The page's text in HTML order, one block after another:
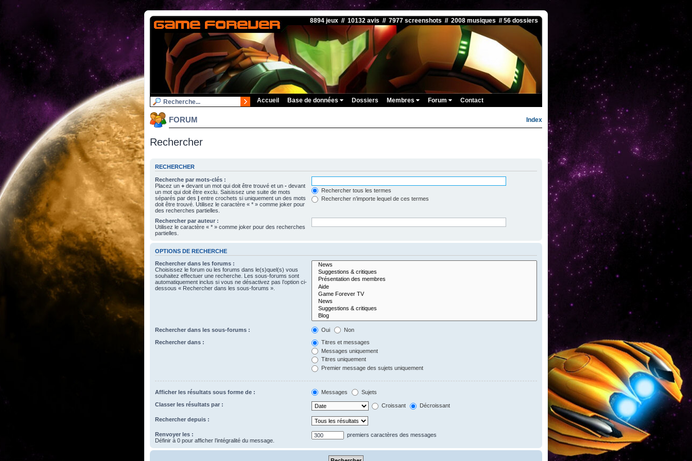
8894 jeux // 10132 avis // 7977 screenshots // 2008 musiques // 56 dossiers
Accueil Base de données Dossiers Membres Forum Contact
FORUM Index
Rechercher
RECHERCHER
Recherche par mots-clés :
Placez un + devant un mot qui doit être trouvé et un - devant
un mot qui doit être exclu. Saisissez une suite de mots
séparés par des | entre crochets si uniquement un des mots
doit être trouvé. Utilisez le caractère « * » comme joker pour
des recherches partielles.
Rechercher tous les termes
Rechercher n’importe lequel de ces termes
Rechercher par auteur :
Utilisez le caractère « * » comme joker pour des recherches
partielles.
OPTIONS DE RECHERCHE
Rechercher dans les forums :
Choisissez le forum ou les forums dans le(s)quel(s) vous
souhaitez effectuer une recherche. Les sous-forums sont
automatiquement inclus si vous ne désactivez pas l’option ci-
dessous « Rechercher dans les sous-forums ».
Rechercher dans les sous-forums : Oui Non
Rechercher dans :
Titres et messages
Messages uniquement
Titres uniquement
Premier message des sujets uniquement
Afficher les résultats sous forme de : Messages Sujets
Classer les résultats par : Croissant Décroissant
Rechercher depuis :
Renvoyer les :
Définir à 0 pour afficher l’intégralité du message.
premiers caractères des messages